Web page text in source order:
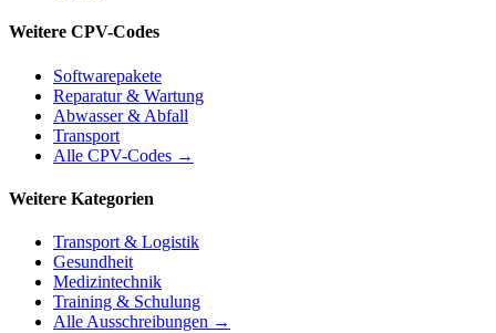
Weitere CPV-Codes
Softwarepakete
Reparatur & Wartung
Abwasser & Abfall
Transport
Alle CPV-Codes →
Weitere Kategorien
Transport & Logistik
Gesundheit
Medizintechnik
Training & Schulung
Alle Ausschreibungen →